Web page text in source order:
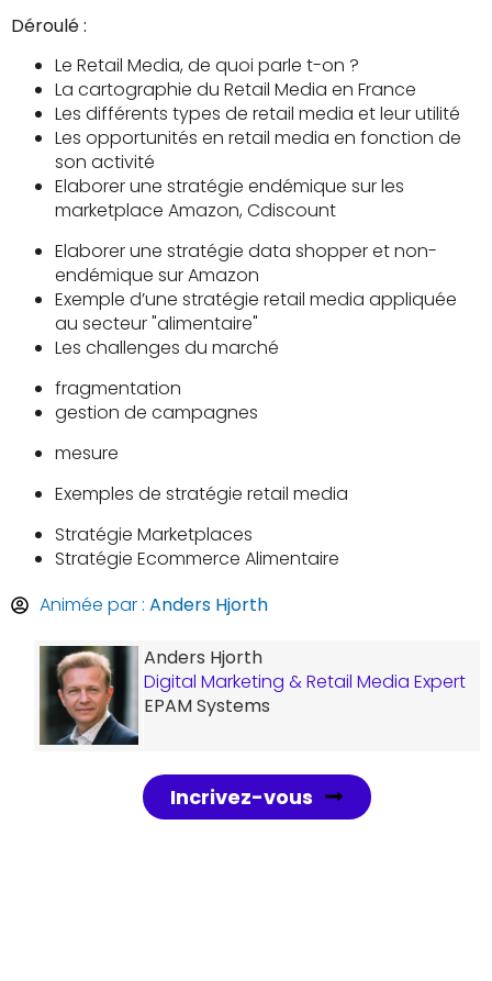
Déroulé :
Le Retail Media, de quoi parle t-on ?
La cartographie du Retail Media en France
Les différents types de retail media et leur utilité
Les opportunités en retail media en fonction de
son activité
Elaborer une stratégie endémique sur les
marketplace Amazon, Cdiscount
Elaborer une stratégie data shopper et non-
endémique sur Amazon
Exemple d’une stratégie retail media appliquée
au secteur "alimentaire"
Les challenges du marché
fragmentation
gestion de campagnes
mesure
Exemples de stratégie retail media
Stratégie Marketplaces
Stratégie Ecommerce Alimentaire
Animée par : Anders Hjorth
Anders Hjorth
Digital Marketing & Retail Media Expert
EPAM Systems
Incrivez-vous